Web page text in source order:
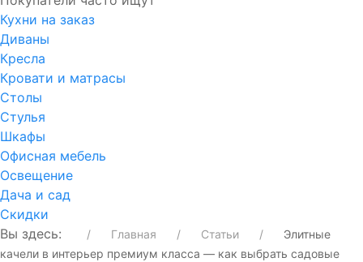
Кухни на заказ
Диваны
Кресла
Кровати и матрасы
Столы
Стулья
Шкафы
Офисная мебель
Освещение
Дача и сад
Скидки
Вы здесь:
Главная Статьи
Элитные
качели в интерьер премиум класса — как выбрать садовые